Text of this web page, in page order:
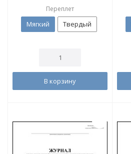
Переплет
Мягкий Твердый
В корзину